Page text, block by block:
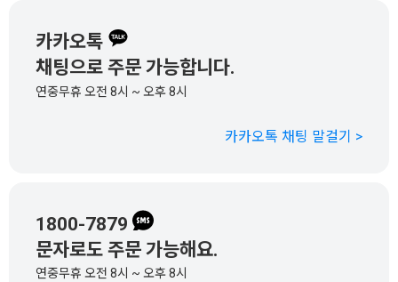
카카오톡
채팅으로 주문 가능합니다.
연중무휴 오전 8시 ~ 오후 8시
카카오톡 채팅 말걸기 >
1800-7879
문자로도 주문 가능해요.
연중무휴 오전 8시 ~ 오후 8시